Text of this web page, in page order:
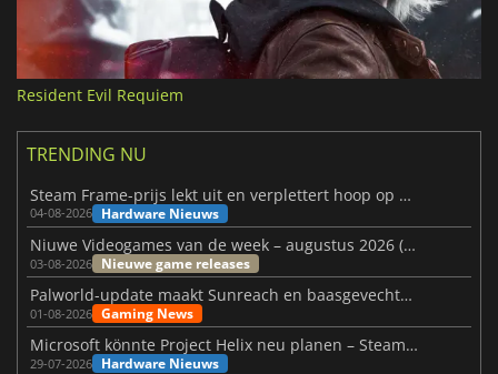
Resident Evil Requiem
TRENDING NU
Steam Frame-prijs lekt uit en verplettert hoop op betaalbare VR
04-08-2026 Hardware Nieuws
Niuwe Videogames van de week – augustus 2026 (week 32)
03-08-2026 Nieuwe game releases
Palworld-update maakt Sunreach en baasgevechten stabieler
01-08-2026 Gaming News
Microsoft könnte Project Helix neu planen – Steam-Support wackelt
29-07-2026 Hardware Nieuws